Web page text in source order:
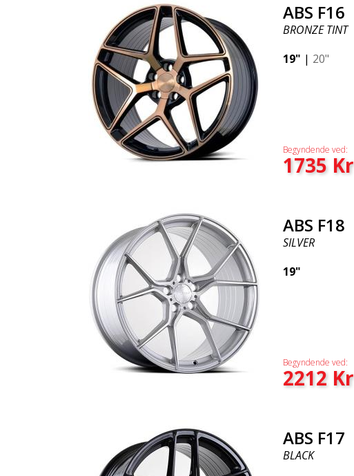
ABS F16
BRONZE TINT
19" | 20"
Begyndende ved:
1735Kr
ABS F18
SILVER
19"
Begyndende ved:
2212Kr
ABS F17
BLACK